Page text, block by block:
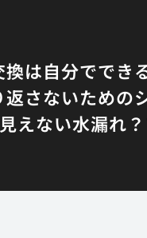
換は自分ででき
返さないための
見えない水漏れ